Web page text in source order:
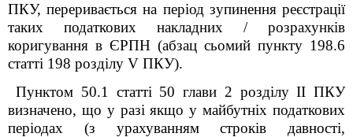
ПКУ, переривається на період зупинення реєстрації
таких податкових накладних / розрахунків
коригування в ЄРПН (абзац сьомий пункту 198.6
статті 198 розділу V ПКУ).
Пунктом 50.1 статті 50 глави 2 розділу ІІ ПКУ
визначено, що у разі якщо у майбутніх податкових
періодах (з урахуванням строків давності,